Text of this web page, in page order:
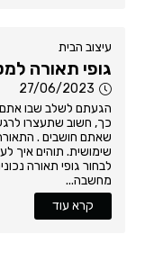
עיצוב הבית
גופי תאורה
27/06/2023
הגעתם לשלב שבו
כך, חשוב שתעצרו
שאתם חושבים .
שימושית. תוהים איך
לבחור גופי תאורה
מחשבה...
קרא עוד